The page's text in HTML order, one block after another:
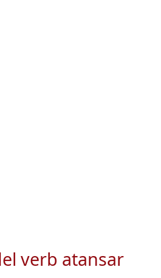
verb atansar